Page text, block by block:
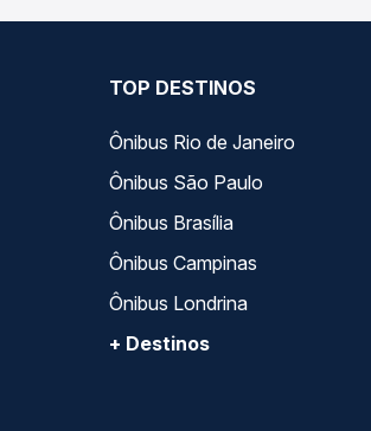
TOP DESTINOS
Ônibus Rio de Janeiro
Ônibus São Paulo
Ônibus Brasília
Ônibus Campinas
Ônibus Londrina
+ Destinos